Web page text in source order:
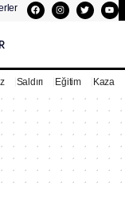
Saldırı Eğitim Kaza